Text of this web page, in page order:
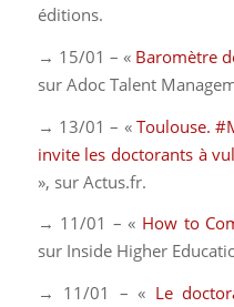
éditions.
→ 15/01 – « Baromètre
sur Adoc Talent
→ 13/01 – « Toulouse.
invite les doctorants à
», sur Actus.fr.
→ 11/01 – « How to
sur Inside Higher
→ 11/01 – « Le